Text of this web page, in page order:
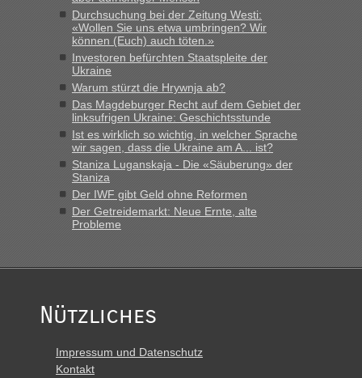
das erste Mal an einem Montagmorgen ca. 15 Fahrzeuge
vor mir, bin sonst der Erste oder Zweite, egal, nach ca 20
Minuten wurde dann die nächste Welle...“
Berichte und Reisetipps • Re: An welchem
Grenzübergang zwischen Polen und der Ukraine geht es am
schnellsten?
„Derzeit, ist es überall sehr voll an den Grenzen Ukraine/
Polen. Zb. Krakovets 100 PKW ca. 10 h Wartezeit. Wollen
Montag rüber, versuchen es sehr früh.“
Durchsuchung bei der Zeitung Westi:
«Wollen Sie uns etwa umbringen? Wir
können (Euch) auch töten.»
Investoren befürchten Staatspleite der
Ukraine
Warum stürzt die Hrywnja ab?
Das Magdeburger Recht auf dem Gebiet der
linksufrigen Ukraine: Geschichtsstunde
Ist es wirklich so wichtig, in welcher Sprache
wir sagen, dass die Ukraine am A... ist?
Staniza Luganskaja - Die «Säuberung» der
Staniza
Der IWF gibt Geld ohne Reformen
Der Getreidemarkt: Neue Ernte, alte
Probleme
Nützliches
Impressum und Datenschutz
Kontakt